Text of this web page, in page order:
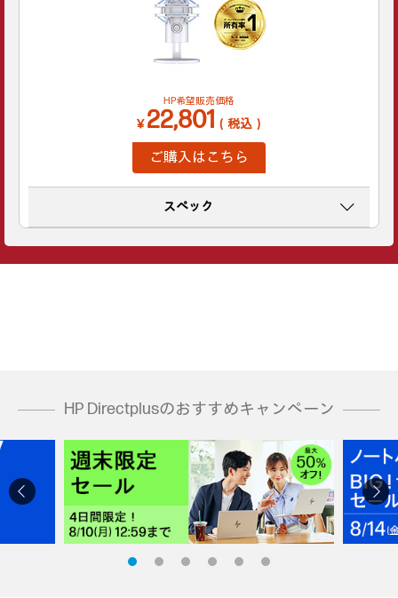
HP希望販売価格
￥22,801 （税込）
ご購入はこちら
スペック
HP Directplusのおすすめキャンペーン